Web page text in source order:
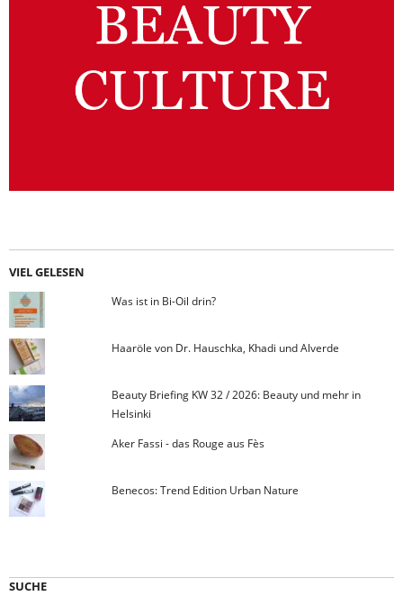
VIEL GELESEN
Was ist in Bi-Oil drin?
Haaröle von Dr. Hauschka, Khadi und Alverde
Beauty Briefing KW 32 / 2026: Beauty und mehr in
Helsinki
Aker Fassi - das Rouge aus Fès
Benecos: Trend Edition Urban Nature
SUCHE